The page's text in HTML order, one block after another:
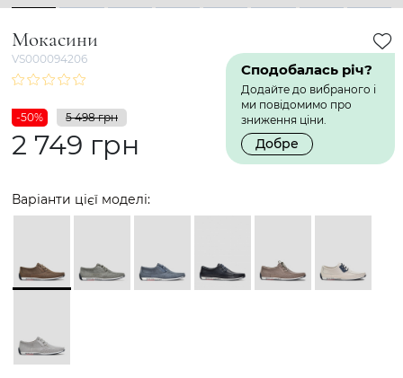
1 2 3 4 5 6 7 8
Мокасини
VS000094206
Сподобалась річ?
Додайте до вибраного і
ми повідомимо про
зниження ціни.
Добре
-50% 5 498 грн
2 749 грн
Варіанти цієї моделі: